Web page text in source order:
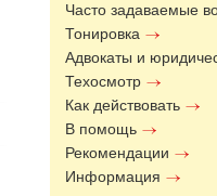
Часто задаваемые
Тонировка
Адвокаты и
Техосмотр
Как действовать
В помощь
Рекомендации
Информация